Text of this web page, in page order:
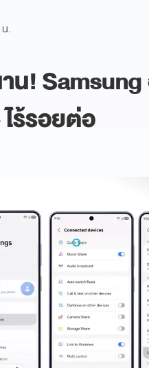
.
น!
ร้รอยต่อ